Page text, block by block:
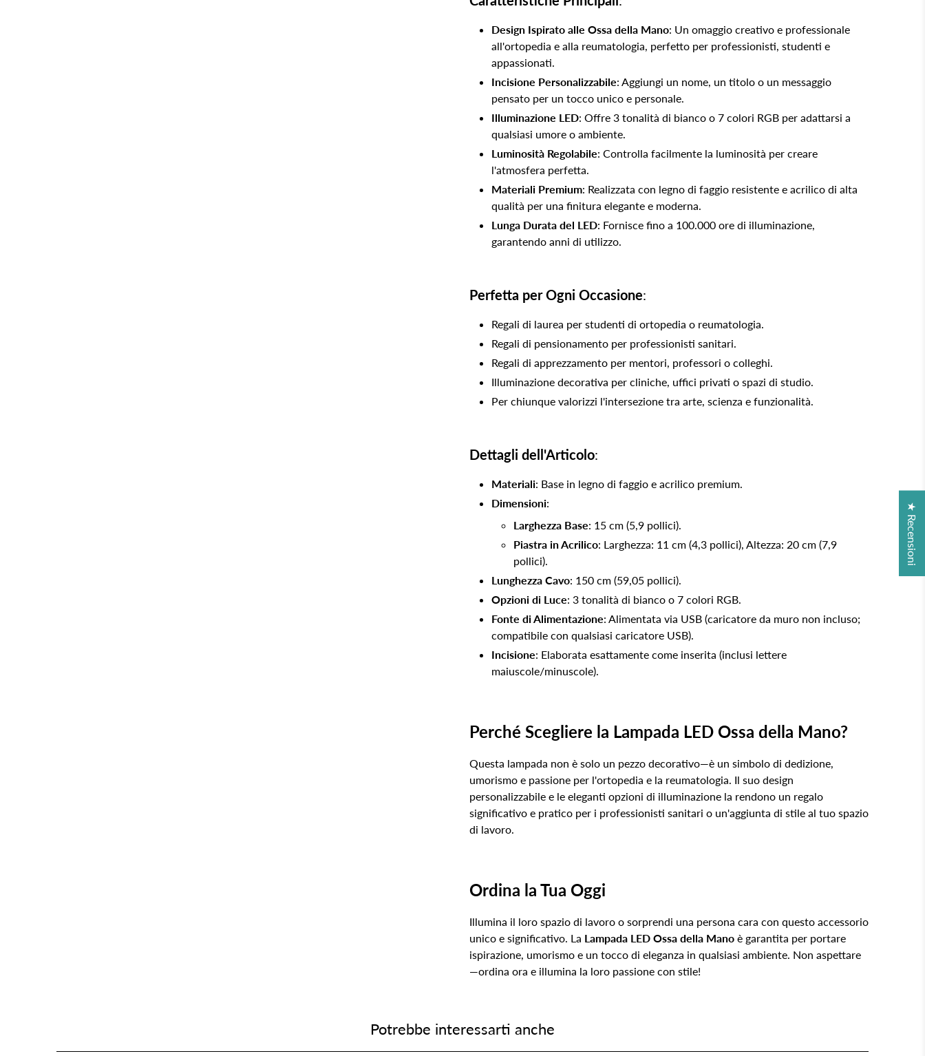
Design Ispirato alle Ossa della Mano: Un omaggio creativo e professionale
all'ortopedia e alla reumatologia, perfetto per professionisti, studenti e
appassionati.
Incisione Personalizzabile: Aggiungi un nome, un titolo o un messaggio
pensato per un tocco unico e personale.
Illuminazione LED: Offre 3 tonalità di bianco o 7 colori RGB per adattarsi a
qualsiasi umore o ambiente.
Luminosità Regolabile: Controlla facilmente la luminosità per creare
l'atmosfera perfetta.
Materiali Premium: Realizzata con legno di faggio resistente e acrilico di alta
qualità per una finitura elegante e moderna.
Lunga Durata del LED: Fornisce fino a 100.000 ore di illuminazione,
garantendo anni di utilizzo.
Perfetta per Ogni Occasione:
Regali di laurea per studenti di ortopedia o reumatologia.
Regali di pensionamento per professionisti sanitari.
Regali di apprezzamento per mentori, professori o colleghi.
Illuminazione decorativa per cliniche, uffici privati o spazi di studio.
Per chiunque valorizzi l'intersezione tra arte, scienza e funzionalità.
Dettagli dell'Articolo:
Materiali: Base in legno di faggio e acrilico premium.
Dimensioni:
Larghezza Base: 15 cm (5,9 pollici).
Piastra in Acrilico: Larghezza: 11 cm (4,3 pollici), Altezza: 20 cm (7,9
pollici).
Lunghezza Cavo: 150 cm (59,05 pollici).
Opzioni di Luce: 3 tonalità di bianco o 7 colori RGB.
Fonte di Alimentazione: Alimentata via USB (caricatore da muro non incluso;
compatibile con qualsiasi caricatore USB).
Incisione: Elaborata esattamente come inserita (inclusi lettere
maiuscole/minuscole).
Perché Scegliere la Lampada LED Ossa della Mano?
Questa lampada non è solo un pezzo decorativo—è un simbolo di dedizione,
umorismo e passione per l'ortopedia e la reumatologia. Il suo design
personalizzabile e le eleganti opzioni di illuminazione la rendono un regalo
significativo e pratico per i professionisti sanitari o un'aggiunta di stile al tuo spazio
di lavoro.
Ordina la Tua Oggi
Illumina il loro spazio di lavoro o sorprendi una persona cara con questo accessorio
unico e significativo. La Lampada LED Ossa della Mano è garantita per portare
ispirazione, umorismo e un tocco di eleganza in qualsiasi ambiente. Non aspettare
—ordina ora e illumina la loro passione con stile!
Potrebbe interessarti anche
★ Recensioni